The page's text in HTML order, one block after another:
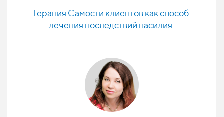
Терапия Самости клиентов как способ
лечения последствий насилия